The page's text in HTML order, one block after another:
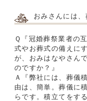
おみさんには
Ｑ『冠婚葬祭業者の
式やお葬式の備えに
が、おみはなやさん
のですか？』
Ａ『弊社には、葬儀
由は、簡単。葬儀に
らです。積立てをす